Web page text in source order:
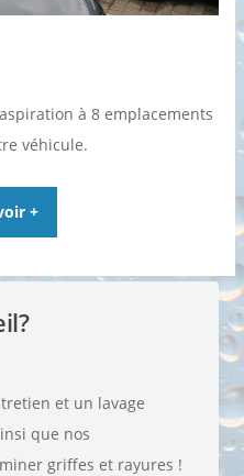
à 8 emplacements
véhicule.
+
et un lavage
que nos
griffes et rayures !